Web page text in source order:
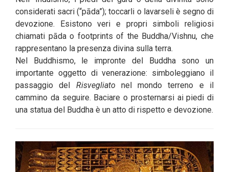
considerati sacri (“pāda”); toccarli o lavarseli è segno di
devozione. Esistono veri e propri simboli religiosi
chiamati pāda o footprints of the Buddha/Vishnu, che
rappresentano la presenza divina sulla terra.
Nel Buddhismo, le impronte del Buddha sono un
importante oggetto di venerazione: simboleggiano il
passaggio del Risvegliato nel mondo terreno e il
cammino da seguire. Baciare o prosternarsi ai piedi di
una statua del Buddha è un atto di rispetto e devozione.